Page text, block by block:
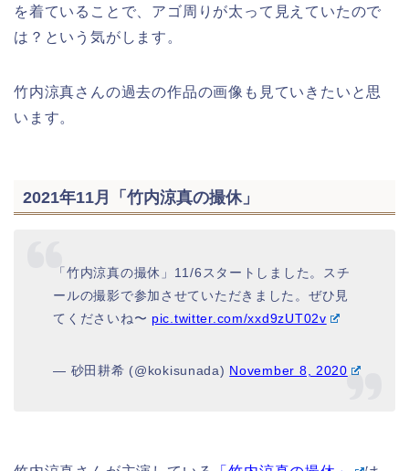
を着ていることで、アゴ周りが太って見えていたので
は？という気がします。
竹内涼真さんの過去の作品の画像も見ていきたいと思
います。
2021年11月「竹内涼真の撮休」
「竹内涼真の撮休」11/6スタートしました。スチ
ールの撮影で参加させていただきました。ぜひ見
てくださいね〜 pic.twitter.com/xxd9zUT02v
— 砂田耕希 (@kokisunada) November 8, 2020